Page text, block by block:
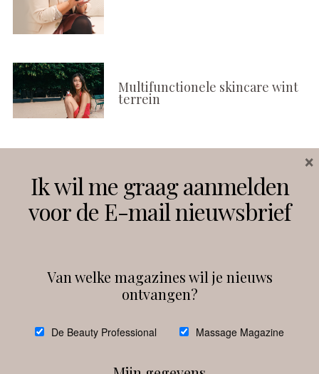
Multifunctionele skincare wint
terrein
Instagram Facebook
debeautyprofessional
Ik wil me graag aanmelden
voor de E-mail nieuwsbrief
Van welke magazines wil je nieuws
ontvangen?
De Beauty Professional Massage Magazine
×